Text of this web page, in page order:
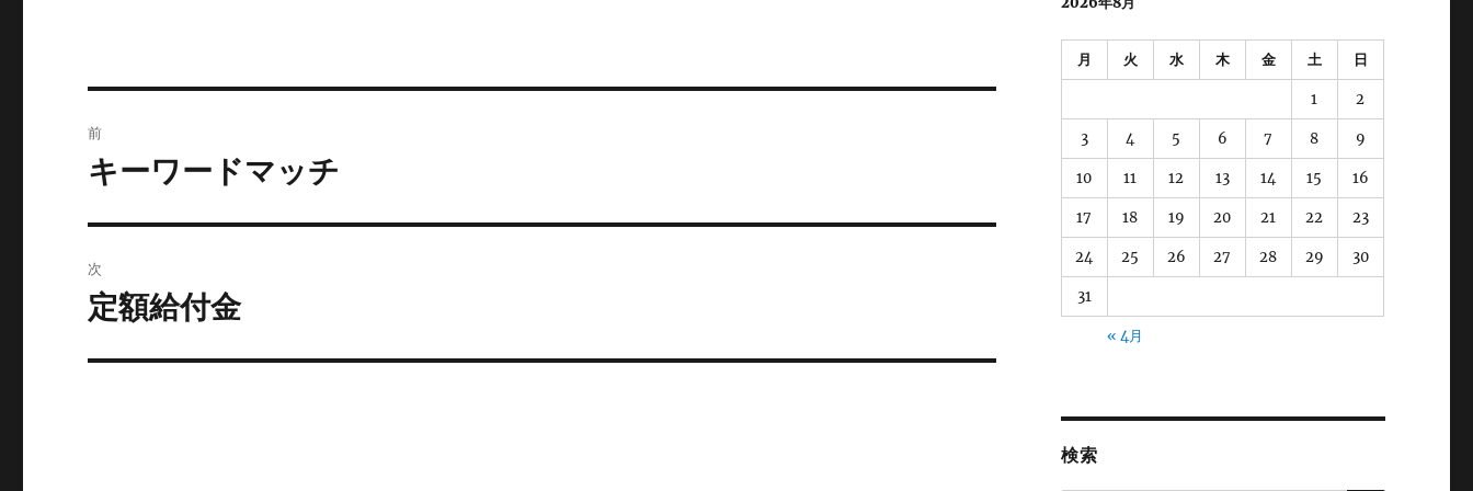
稿
ゲ
前
前
投
稿:
キーワードマッチ
次
次
投
定額給付金
月 火 水 木 金 土 日
1 2
3 4 5 6 7 8 9
10 11 12 13 14 15 16
17 18 19 20 21 22 23
24 25 26 27 28 29 30
31
« 4月
検索